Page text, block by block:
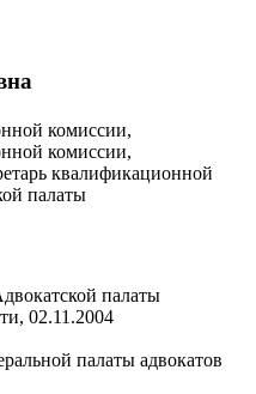
комиссии,
комиссии,
квалификационной
палаты
палаты
02.11.2004
палаты адвокатов